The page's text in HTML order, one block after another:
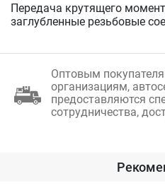
Передача крутящего
заглубленные резьбовые
Оптовым
организациям,
предоставляются
сотрудничества,